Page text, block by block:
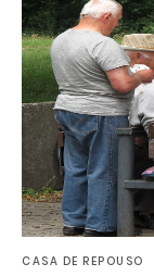
CASA DE REPOUSO